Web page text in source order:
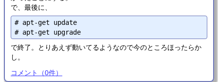
で、最後に、
# apt-get update
で終了。とりあえず動いてるようなので今のところほったらか
し。
コメント （0件）